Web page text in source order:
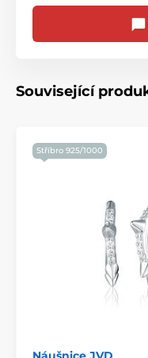
Související
Stříbro 925/1000